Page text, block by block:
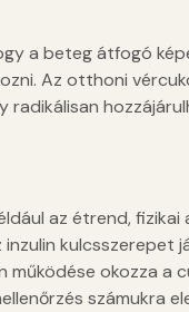
a beteg átfogó
Az otthoni
radikálisan
az étrend, fizikai
kulcsszerepet
működése okozza a
számukra